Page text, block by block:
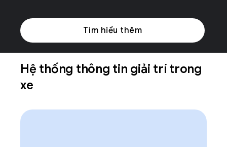
Tìm hiểu thêm
Hệ thống thông tin giải trí trong
xe